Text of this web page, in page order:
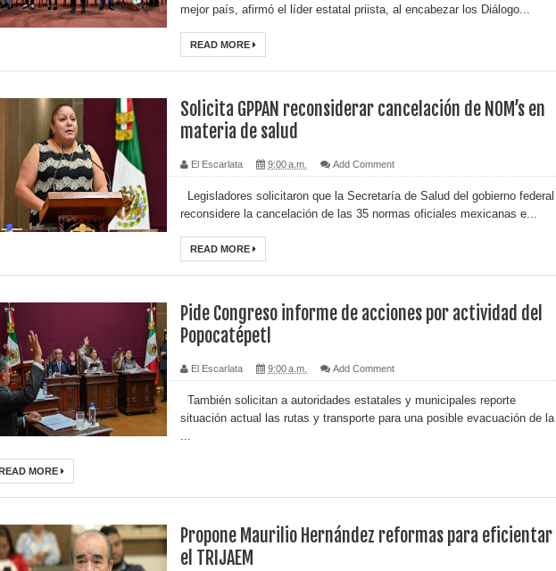
mejor país, afirmó el líder estatal priista, al encabezar los Diálogo...
READ MORE
Solicita GPPAN reconsiderar cancelación de NOM’s en
materia de salud
El Escarlata 9:00 a.m. Add Comment
Legisladores solicitaron que la Secretaría de Salud del gobierno federal
reconsidere la cancelación de las 35 normas oficiales mexicanas e...
READ MORE
Pide Congreso informe de acciones por actividad del
Popocatépetl
El Escarlata 9:00 a.m. Add Comment
También solicitan a autoridades estatales y municipales reporte
situación actual las rutas y transporte para una posible evacuación de la
...
READ MORE
Propone Maurilio Hernández reformas para eficientar
el TRIJAEM